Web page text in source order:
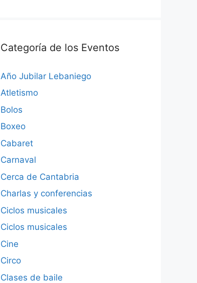
Categoría de los Eventos
Año Jubilar Lebaniego
Atletismo
Bolos
Boxeo
Cabaret
Carnaval
Cerca de Cantabria
Charlas y conferencias
Ciclos musicales
Ciclos musicales
Cine
Circo
Clases de baile